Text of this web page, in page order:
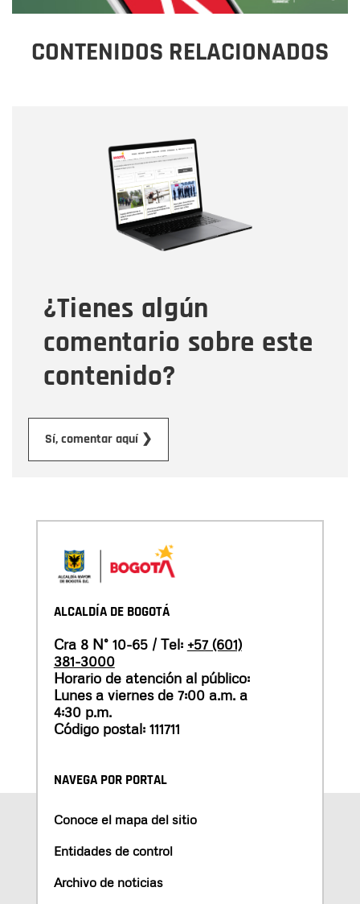
CONTENIDOS RELACIONADOS
¿Tienes algún
comentario sobre este
contenido?
Sí, comentar aquí ❯
Correo electrónico
Tipo de comentario
Mensaje
ALCALDÍA DE BOGOTÁ
Cra 8 N° 10-65 / Tel: +57 (601)
381-3000
Horario de atención al público:
Lunes a viernes de 7:00 a.m. a
4:30 p.m.
Código postal: 111711
NAVEGA POR PORTAL
Conoce el mapa del sitio
Entidades de control
Archivo de noticias